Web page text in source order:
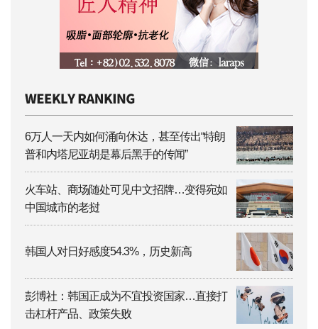
6万人一天内如何涌向休达，甚至传出“特朗
普和内塔尼亚胡是幕后黑手的传闻”
火车站、商场随处可见中文招牌…变得宛如
中国城市的老挝
韩国人对日好感度54.3%，历史新高
彭博社：韩国正成为不宜投资国家…直接打
击杠杆产品、政策失败